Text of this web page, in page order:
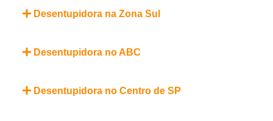
Desentupidora na Zona Sul
Desentupidora no ABC
Desentupidora no Centro de SP